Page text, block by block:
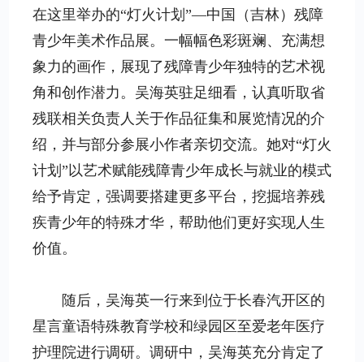
在这里举办的“灯火计划”—中国（吉林）残障
青少年美术作品展。一幅幅色彩斑斓、充满想
象力的画作，展现了残障青少年独特的艺术视
角和创作潜力。吴海英驻足细看，认真听取省
残联相关负责人关于作品征集和展览情况的介
绍，并与部分参展小作者亲切交流。她对“灯火
计划”以艺术赋能残障青少年成长与就业的模式
给予肯定，强调要搭建更多平台，挖掘培养残
疾青少年的特殊才华，帮助他们更好实现人生
价值。
随后，吴海英一行来到位于长春汽开区的
星言童语特殊教育学校和绿园区至爱老年医疗
护理院进行调研。调研中，吴海英充分肯定了